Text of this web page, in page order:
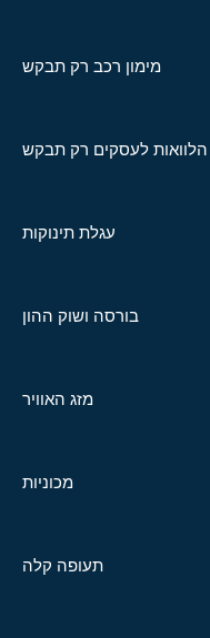
מימון רכב רק תבקש
הלוואות לעסקים רק תבקש
עגלת תינוקות
בורסה ושוק ההון
מזג האוויר
מכוניות
תעופה קלה